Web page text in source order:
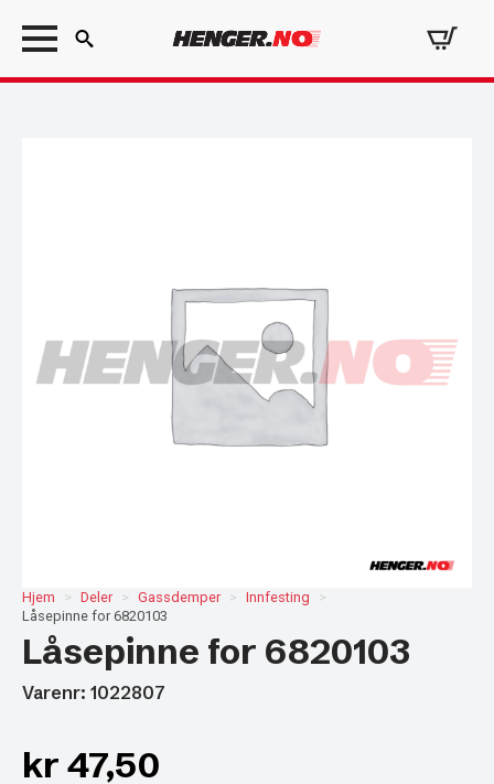
Search
Hjem Deler Gassdemper
Innfesting
Låsepinne for 6820103
Låsepinne for 6820103
Varenr: 1022807
kr 47,50